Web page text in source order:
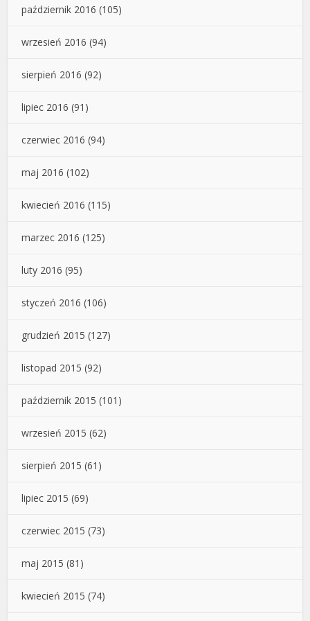
październik 2016 (105)
wrzesień 2016 (94)
sierpień 2016 (92)
lipiec 2016 (91)
czerwiec 2016 (94)
maj 2016 (102)
kwiecień 2016 (115)
marzec 2016 (125)
luty 2016 (95)
styczeń 2016 (106)
grudzień 2015 (127)
listopad 2015 (92)
październik 2015 (101)
wrzesień 2015 (62)
sierpień 2015 (61)
lipiec 2015 (69)
czerwiec 2015 (73)
maj 2015 (81)
kwiecień 2015 (74)